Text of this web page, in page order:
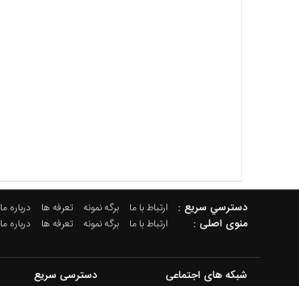
دسترسي سريع : ارتباط با ما برگه نمونه تعرفه ها درباره ما
منوی اصلی : ارتباط با ما برگه نمونه تعرفه ها درباره ما
شبکه های اجتماعی دسترسی سریع